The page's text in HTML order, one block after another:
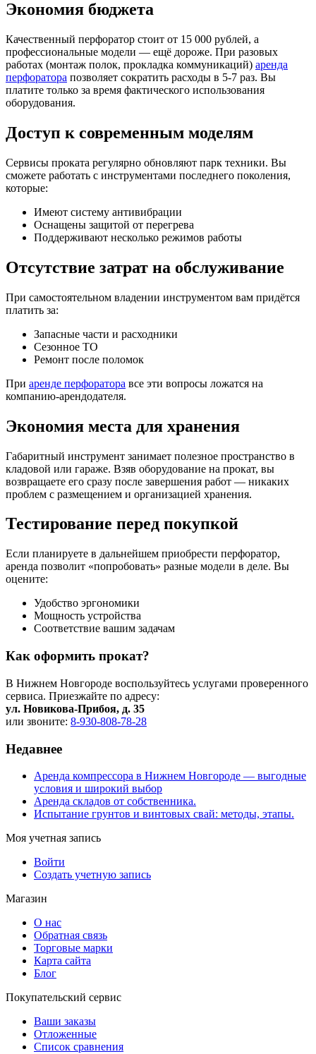
Экономия бюджета
Качественный перфоратор стоит от 15 000 рублей, а
профессиональные модели — ещё дороже. При разовых
работах (монтаж полок, прокладка коммуникаций) аренда
перфоратора позволяет сократить расходы в 5-7 раз. Вы
платите только за время фактического использования
оборудования.
Доступ к современным моделям
Сервисы проката регулярно обновляют парк техники. Вы
сможете работать с инструментами последнего поколения,
которые:
Имеют систему антивибрации
Оснащены защитой от перегрева
Поддерживают несколько режимов работы
Отсутствие затрат на обслуживание
При самостоятельном владении инструментом вам придётся
платить за:
Запасные части и расходники
Сезонное ТО
Ремонт после поломок
При аренде перфоратора все эти вопросы ложатся на
компанию-арендодателя.
Экономия места для хранения
Габаритный инструмент занимает полезное пространство в
кладовой или гараже. Взяв оборудование на прокат, вы
возвращаете его сразу после завершения работ — никаких
проблем с размещением и организацией хранения.
Тестирование перед покупкой
Если планируете в дальнейшем приобрести перфоратор,
аренда позволит «попробовать» разные модели в деле. Вы
оцените:
Удобство эргономики
Мощность устройства
Соответствие вашим задачам
Как оформить прокат?
В Нижнем Новгороде воспользуйтесь услугами проверенного
сервиса. Приезжайте по адресу:
ул. Новикова-Прибоя, д. 35
или звоните: 8-930-808-78-28
Недавнее
Аренда компрессора в Нижнем Новгороде — выгодные
условия и широкий выбор
Аренда складов от собственника.
Испытание грунтов и винтовых свай: методы, этапы.
Моя учетная запись
Войти
Создать учетную запись
Магазин
О нас
Обратная связь
Торговые марки
Карта сайта
Блог
Покупательский сервис
Ваши заказы
Отложенные
Список сравнения